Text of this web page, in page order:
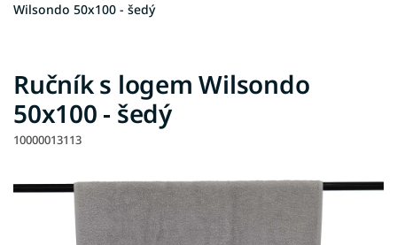
Wilsondo 50x100 - šedý
Ručník s logem Wilsondo
50x100 - šedý
10000013113